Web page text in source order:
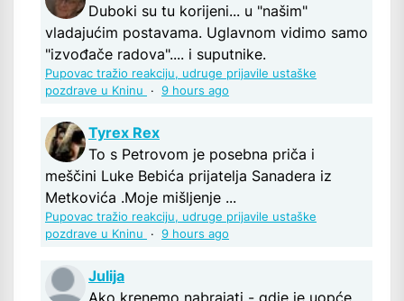
Duboki su tu korijeni... u "našim"
vladajućim postavama. Uglavnom vidimo samo
"izvođače radova".... i suputnike.
Pupovac tražio reakciju, udruge prijavile ustaške
pozdrave u Kninu
· 9 hours ago
Tyrex Rex
To s Petrovom je posebna priča i
meščini Luke Bebića prijatelja Sanadera iz
Metkovića .Moje mišljenje ...
Pupovac tražio reakciju, udruge prijavile ustaške
pozdrave u Kninu
· 9 hours ago
Julija